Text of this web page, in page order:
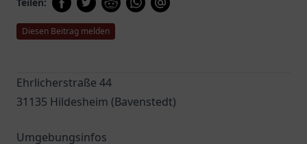
Diesen Beitrag melden
Ehrlicherstraße 44
31135 Hildesheim (Bavenstedt)
Umgebungsinfos